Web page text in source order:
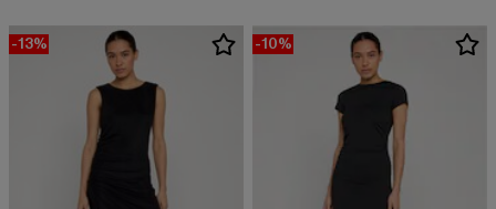
-13% -10%